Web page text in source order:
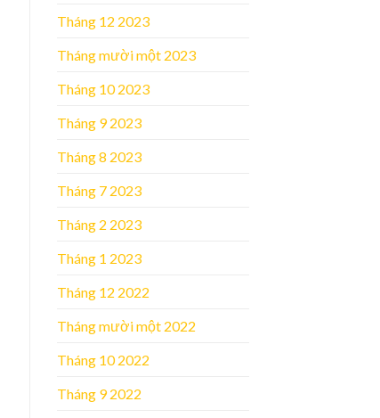
Tháng 12 2023
Tháng mười một 2023
Tháng 10 2023
Tháng 9 2023
Tháng 8 2023
Tháng 7 2023
Tháng 2 2023
Tháng 1 2023
Tháng 12 2022
Tháng mười một 2022
Tháng 10 2022
Tháng 9 2022